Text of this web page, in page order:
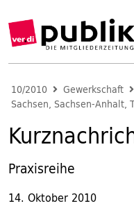
10/2010 Gewerkschaft
Sachsen, Sachsen-Anhalt,
Praxisreihe
14. Oktober 2010